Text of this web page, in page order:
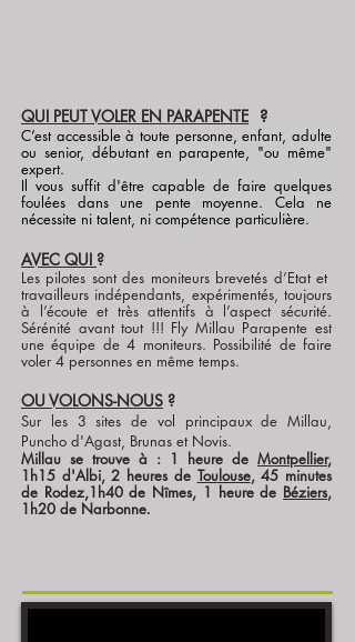
QUI PEUT VOLER EN PARAPENTE ?
C’est accessible à toute personne, enfant, adulte
ou senior, débutant en parapente, "ou même"
expert.
Il vous suffit d'être capable de faire quelques
foulées dans une pente moyenne. Cela ne
nécessite ni talent, ni compétence particulière.
AVEC QUI ?
Les pilotes sont des moniteurs brevetés d’Etat et
travailleurs indépendants, expérimentés, toujours
à l’écoute et très attentifs à l’aspect sécurité.
Sérénité avant tout !!! Fly Millau Parapente est
une équipe de 4 moniteurs. Possibilité de faire
voler 4 personnes en même temps.
OU VOLONS-NOUS ?
Sur les 3 sites de vol principaux de Millau,
Puncho d'Agast, Brunas et Novis.
Millau se trouve à : 1 heure de Montpellier,
1h15 d'Albi, 2 heures de Toulouse, 45 minutes
de Rodez,1h40 de Nîmes, 1 heure de Béziers,
1h20 de Narbonne.